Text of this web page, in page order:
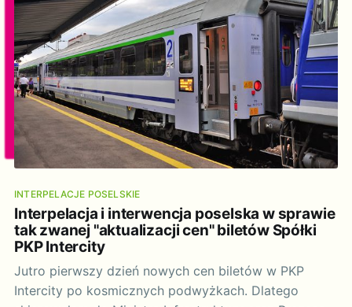
INTERPELACJE POSELSKIE
Interpelacja i interwencja poselska w sprawie
tak zwanej "aktualizacji cen" biletów Spółki
PKP Intercity
Jutro pierwszy dzień nowych cen biletów w PKP
Intercity po kosmicznych podwyżkach. Dlatego